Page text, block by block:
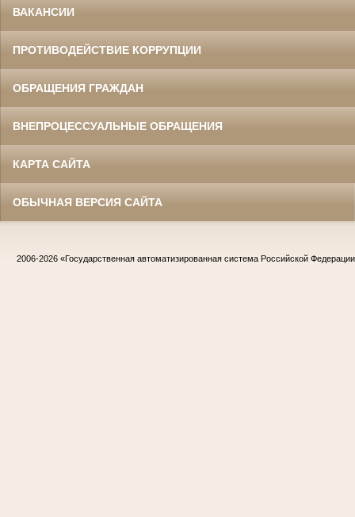
ВАКАНСИИ
ПРОТИВОДЕЙСТВИЕ КОРРУПЦИИ
ОБРАЩЕНИЯ ГРАЖДАН
ВНЕПРОЦЕССУАЛЬНЫЕ ОБРАЩЕНИЯ
КАРТА САЙТА
ОБЫЧНАЯ ВЕРСИЯ САЙТА
2006-2026 «Государственная автоматизированная система Российской